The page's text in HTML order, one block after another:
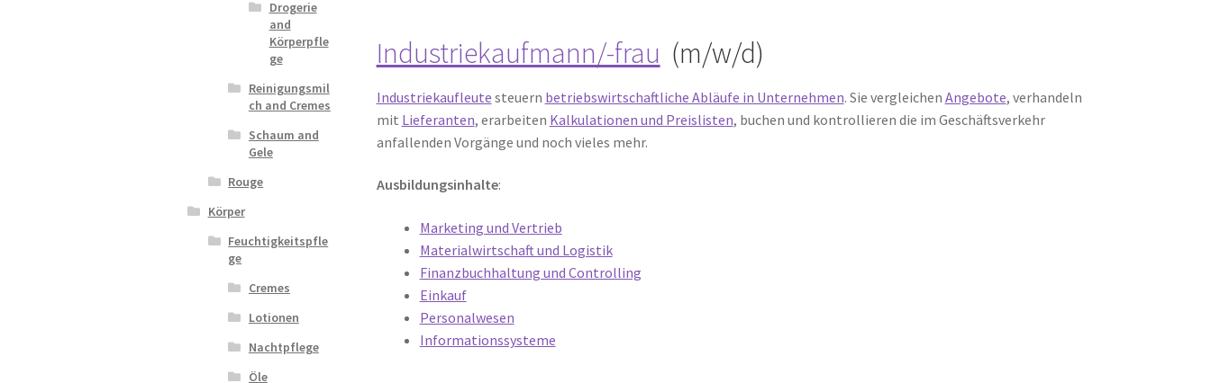
Industriekaufmann/-frau (m/w/d)
Industriekaufleute steuern betriebswirtschaftliche Abläufe in Unternehmen. Sie vergleichen Angebote, verhandeln
mit Lieferanten, erarbeiten Kalkulationen und Preislisten, buchen und kontrollieren die im Geschäftsverkehr
anfallenden Vorgänge und noch vieles mehr.
Ausbildungsinhalte:
Marketing und Vertrieb
Materialwirtschaft und Logistik
Finanzbuchhaltung und Controlling
Einkauf
Personalwesen
Informationssysteme
Drogerie
and
Körperpfle
ge
Reinigungsmil
ch and Cremes
Schaum and
Gele
Rouge
Körper
Feuchtigkeitspfle
ge
Cremes
Lotionen
Nachtpflege
Öle